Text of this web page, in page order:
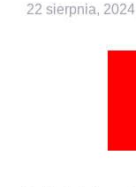
22 sierpnia, 2024